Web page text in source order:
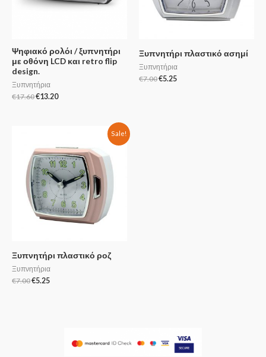
Ψηφιακό ρολόι / ξυπνητήρι
με οθόνη LCD και retro flip
design.
Ξυπνητήρια
€17.60€13.20
Ξυπνητήρι πλαστικό ασημί
Ξυπνητήρια
€7.00€5.25
Sale!
Ξυπνητήρι πλαστικό ροζ
Ξυπνητήρια
€7.00€5.25